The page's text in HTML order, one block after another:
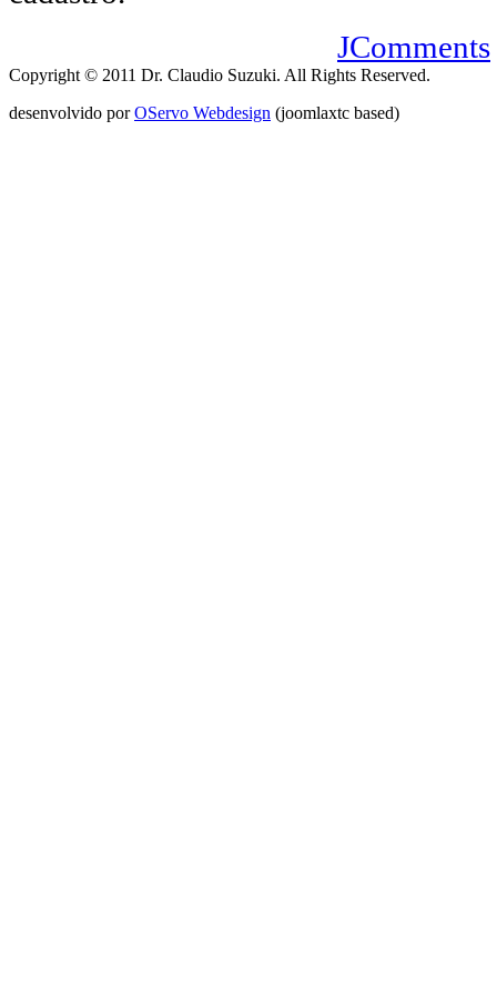
JComments
Copyright © 2011 Dr. Claudio Suzuki. All Rights Reserved.
desenvolvido porOServo Webdesign (joomlaxtc based)